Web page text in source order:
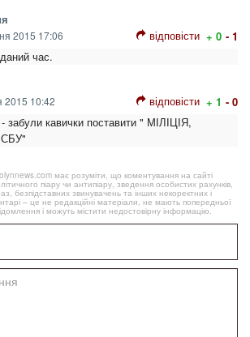
2015 17:06 відповісти + 0 - 1
даний час.
2015 10:42 відповісти + 1 - 0
кавички поставити " МІЛІЦІЯ,
має розуміти, що коментування на сайті
піару чи антипіару, зведення особистих рахунків,
безпідставних звинувачень та інших некоректних і
– це не редакційні матеріали, не мають попередньої
і можуть містити недостовірну інформацію.